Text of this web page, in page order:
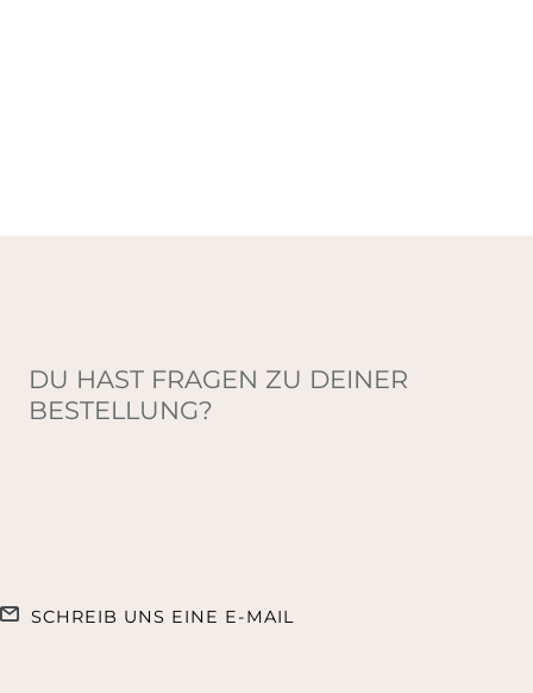
DU HAST FRAGEN ZU DEINER
BESTELLUNG?
SCHREIB UNS EINE E-MAIL